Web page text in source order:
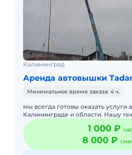
Калининград
Аренда автовышки
Минимальное время заказа: 4 ч.
мы всегда готовы оказать услуги
Калининграде и области. Нашу
использовать для проведения
-мойка окон или фасадо1 000 ₽ час
8 000 ₽